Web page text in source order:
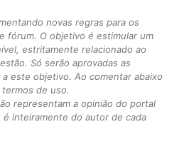
novas regras para os
fórum. O objetivo é estimular um
estritamente relacionado ao
Só serão aprovadas as
este objetivo. Ao comentar abaixo
de uso.
representam a opinião do portal
é inteiramente do autor de cada